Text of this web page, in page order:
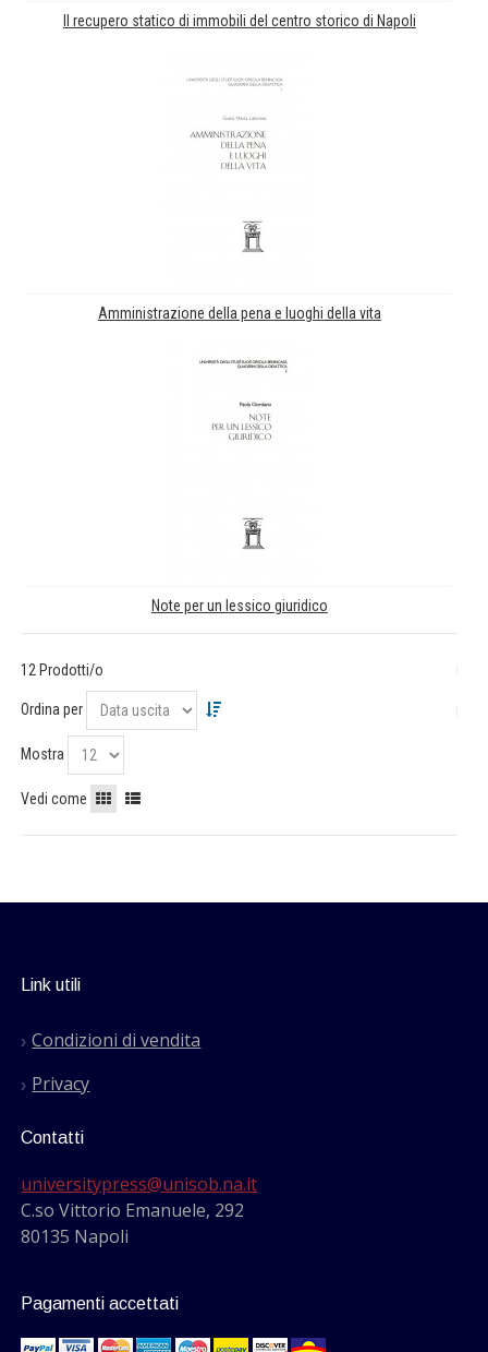
Il recupero statico di immobili del centro storico di Napoli
Amministrazione della pena e luoghi della vita
Note per un lessico giuridico
12 Prodotti/o
Ordina per
Mostra
Vedi come
Link utili
Condizioni di vendita
Privacy
Contatti
universitypress@unisob.na.it
C.so Vittorio Emanuele, 292
80135 Napoli
Pagamenti accettati